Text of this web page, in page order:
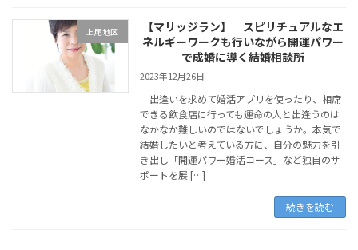
上尾地区
【マリッジラン】 スピリチュアルなエ
ネルギーワークも行いながら開運パワー
で成婚に導く結婚相談所
2023年12月26日
出逢いを求めて婚活アプリを使ったり、相席
できる飲食店に行っても運命の人と出逢うのは
なかなか難しいのではないでしょうか。本気で
結婚したいと考えている方に、自分の魅力を引
き出し「開運パワー婚活コース」など独自のサ
ポートを展 […]
続きを読む